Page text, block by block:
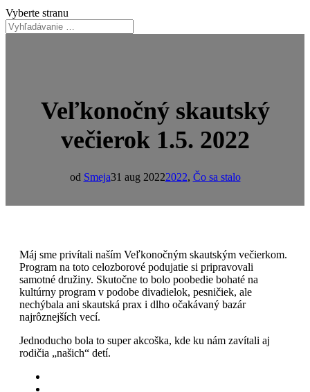
Vyberte stranu
Veľkonočný skautský
večierok 1.5. 2022
od Smeja31 aug 20222022, Čo sa stalo
Máj sme privítali naším Veľkonočným skautským večierkom.
Program na toto celozborové podujatie si pripravovali
samotné družiny. Skutočne to bolo poobedie bohaté na
kultúrny program v podobe divadielok, pesničiek, ale
nechýbala ani skautská prax i dlho očakávaný bazár
najrôznejších vecí.
Jednoducho bola to super akcoška, kde ku nám zavítali aj
rodičia „našich“ detí.